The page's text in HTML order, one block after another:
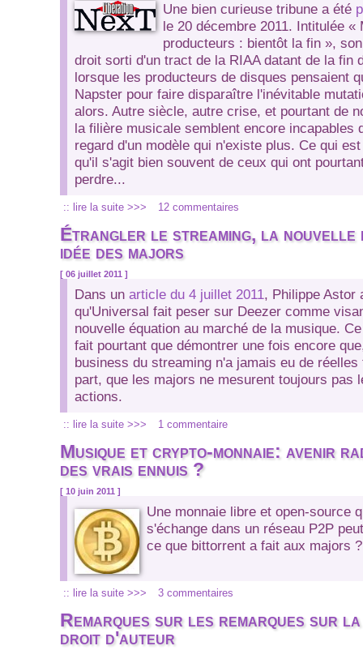
Une bien curieuse tribune a été
le 20 décembre 2011. Intitulée «
producteurs : bientôt la fin »,
droit sorti d'un tract de la RIAA datant de la fin
lorsque les producteurs de disques pensaient
Napster pour faire disparaître l'inévitable
alors. Autre siècle, autre crise, et pourtant de
la filière musicale semblent encore incapables
regard d'un modèle qui n'existe plus. Ce qui
qu'il s'agit bien souvent de ceux qui ont
perdre...
:: lire la suite >>> 12 commentaires
Étrangler le streaming, la nouvelle
idée des majors
[ 06 juillet 2011 ]
Dans un article du 4 juillet 2011, Philippe Astor
qu'Universal fait peser sur Deezer comme
nouvelle équation au marché de la musique.
fait pourtant que démontrer une fois encore
business du streaming n'a jamais eu de
part, que les majors ne mesurent toujours pas
actions.
:: lire la suite >>> 1 commentaire
Musique et crypto-monnaie: avenir
des vrais ennuis ?
[ 10 juin 2011 ]
Une monnaie libre et open-source
s'échange dans un réseau P2P
ce que bittorrent a fait aux majors ?
:: lire la suite >>> 3 commentaires
Remarques sur les remarques sur
droit d'auteur